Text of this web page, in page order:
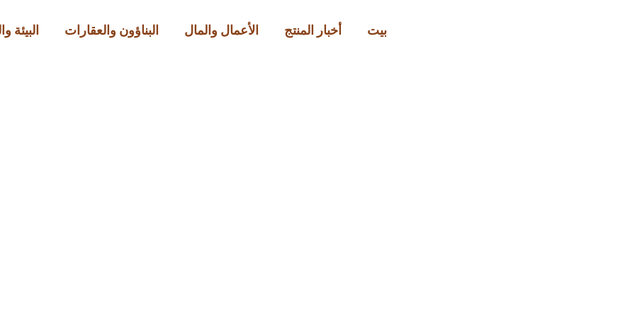
بيت أخبار المنتج الأعمال والمال البناؤون والعقارات البيئة